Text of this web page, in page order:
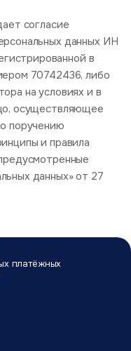
согласие
данных ИН
в
70742436, либо
на условиях и в
осуществляющее
поручению
и правила
данных» от 27
платёжных